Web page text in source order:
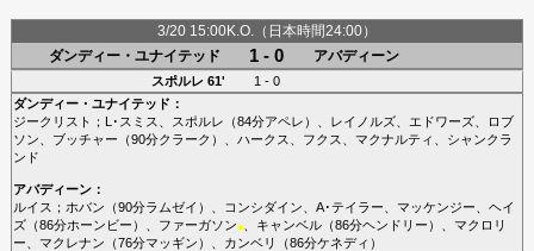
3/20 15:00K.O.（日本時間24:00）
ダンディー・ユナイテッド
1 - 0 アバディーン
スポルレ 61'
1 - 0
ダンディー・ユナイテッド ：
ジークリスト ； L･スミス スポルレ （84分アペレ ）、 レイノルズ、 エドワーズ、
ロブ
ソン
ブッチャー （90分クラーク ）、 ハークス フクス マクナルティ
シャンクラ
ンド
アバディーン：
ルイス ； ホバン （90分ラムゼイ ）、 コンシダイン A･テイラー マッケンジー
ヘイ
ズ（86分ホーンビー ）、 ファーガソン■、 キャンベル（86分ヘンドリー ）、 マクロリ
ー
マクレナン （76分マッギン ）、 カンベリ （86分ケネディ ）